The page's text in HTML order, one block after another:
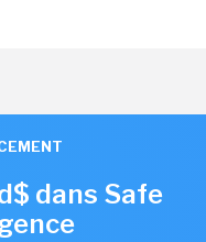
dans Safe